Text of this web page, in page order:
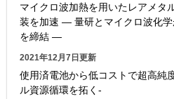
マイクロ波加熱を用いたレアメタ
装を加速 ― 量研とマイクロ波化
を締結 ―
2021年12月7日更新
使用済電池から低コストで超高純
ル資源循環を拓く-